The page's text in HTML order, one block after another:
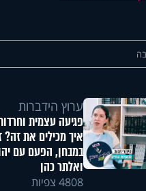
ערוץ הידברות
פגיעה עצמית
איך מכילים את זה?
במבחן, הפעם עם
ואלתר כהן
4808 צפיות